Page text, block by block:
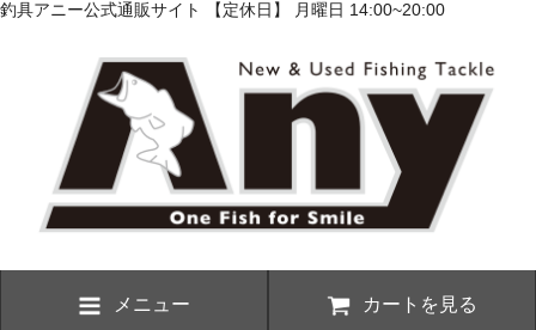
釣具アニー公式通販サイト 【定休日】 月曜日 14:00~20:00
メニュー カートを見る